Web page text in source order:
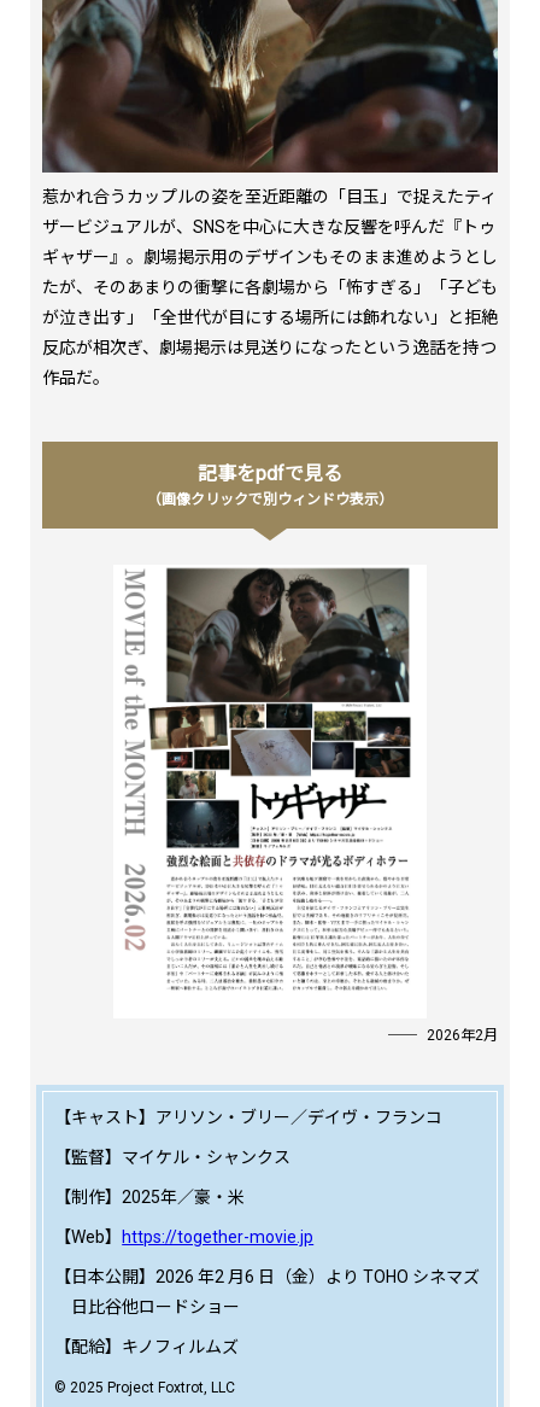
惹かれ合うカップルの姿を至近距離の「目玉」で捉えたティ
ザービジュアルが、SNSを中心に大きな反響を呼んだ『トゥ
ギャザー』。劇場掲示用のデザインもそのまま進めようとし
たが、そのあまりの衝撃に各劇場から「怖すぎる」「子ども
が泣き出す」「全世代が目にする場所には飾れない」と拒絶
反応が相次ぎ、劇場掲示は見送りになったという逸話を持つ
作品だ。
記事をpdfで見る
（画像クリックで別ウィンドウ表示）
2026年2月
【キャスト】アリソン・ブリー／デイヴ・フランコ
【監督】マイケル・シャンクス
【制作】2025年／豪・米
【Web】 https://together-movie.jp
【日本公開】2026 年2 月6 日（金）より TOHO シネマズ
日比谷他ロードショー
【配給】キノフィルムズ
© 2025 Project Foxtrot, LLC